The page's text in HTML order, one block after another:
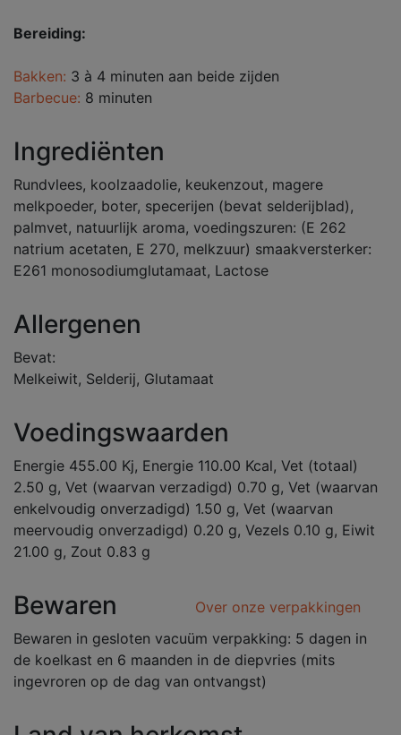
Bereiding:
Bakken: 3 à 4 minuten aan beide zijden
Barbecue: 8 minuten
Ingrediënten
Rundvlees, koolzaadolie, keukenzout, magere
melkpoeder, boter, specerijen (bevat selderijblad),
palmvet, natuurlijk aroma, voedingszuren: (E 262
natrium acetaten, E 270, melkzuur) smaakversterker:
E261 monosodiumglutamaat, Lactose
Allergenen
Bevat:
Melkeiwit, Selderij, Glutamaat
Voedingswaarden
Energie 455.00 Kj, Energie 110.00 Kcal, Vet (totaal)
2.50 g, Vet (waarvan verzadigd) 0.70 g, Vet (waarvan
enkelvoudig onverzadigd) 1.50 g, Vet (waarvan
meervoudig onverzadigd) 0.20 g, Vezels 0.10 g, Eiwit
21.00 g, Zout 0.83 g
Bewaren
Over onze verpakkingen
Bewaren in gesloten vacuüm verpakking: 5 dagen in
de koelkast en 6 maanden in de diepvries (mits
ingevroren op de dag van ontvangst)